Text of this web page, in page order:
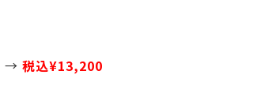
→ 税込¥13,200